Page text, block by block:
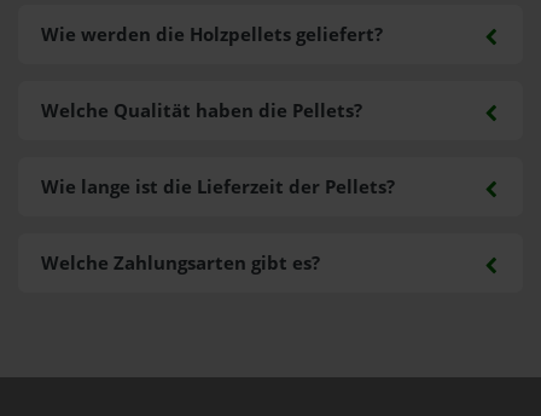
Wie werden die Holzpellets geliefert?
Welche Zahlungsarten gibt es?
Welche Qualität haben die Pellets?
Wie lange ist die Lieferzeit der Pellets?